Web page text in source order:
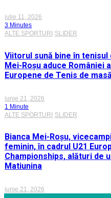
iulie 11, 2026
3 Minutes
ALTE SPORTURI
SLIDER
Viitorul sună bine în
Mei-Roșu aduce României
Europene de Tenis de
iunie 21, 2026
1 Minute
ALTE SPORTURI SLIDER
Bianca Mei-Roșu,
feminin, în cadrul U21
Championships, alături de
Matiunina
iunie 21, 2026